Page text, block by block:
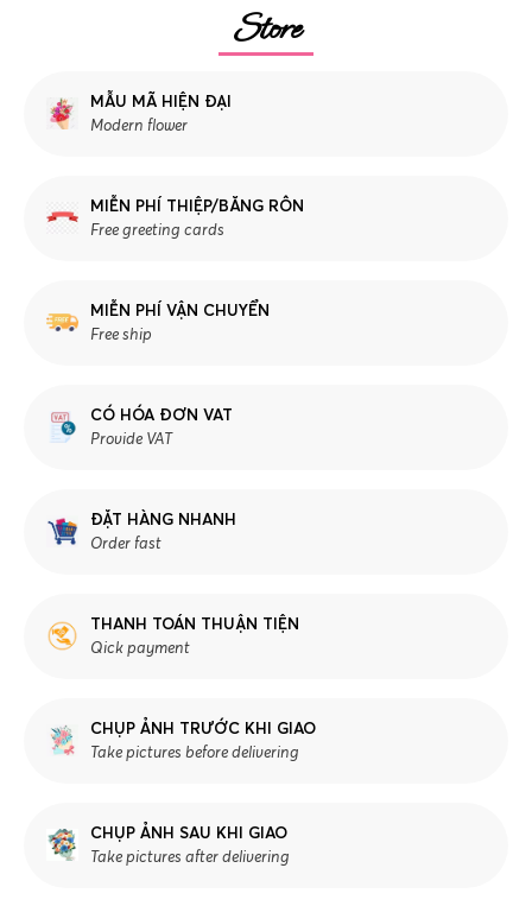
Store
MẪU MÃ HIỆN ĐẠI
Modern flower
MIỄN PHÍ THIỆP/BĂNG RÔN
Free greeting cards
MIỄN PHÍ VẬN CHUYỂN
Free ship
CÓ HÓA ĐƠN VAT
Provide VAT
ĐẶT HÀNG NHANH
Order fast
THANH TOÁN THUẬN TIỆN
Qick payment
CHỤP ẢNH TRƯỚC KHI GIAO
Take pictures before delivering
CHỤP ẢNH SAU KHI GIAO
Take pictures after delivering